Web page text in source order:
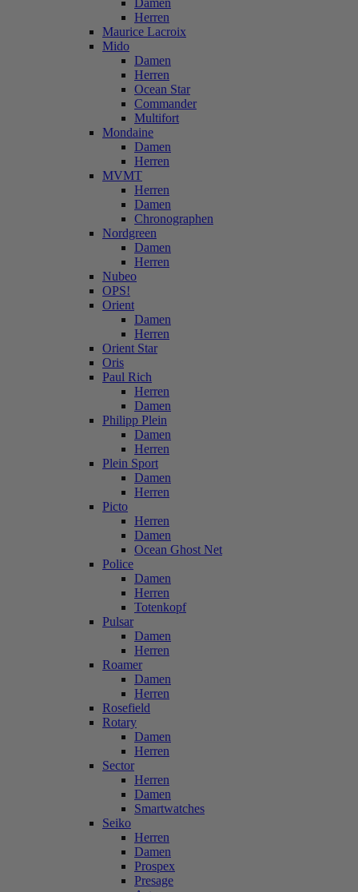
Damen
Herren
Maurice Lacroix
Mido
Damen
Herren
Ocean Star
Commander
Multifort
Mondaine
Damen
Herren
MVMT
Herren
Damen
Chronographen
Nordgreen
Damen
Herren
Nubeo
OPS!
Orient
Damen
Herren
Orient Star
Oris
Paul Rich
Herren
Damen
Philipp Plein
Damen
Herren
Plein Sport
Damen
Herren
Picto
Herren
Damen
Ocean Ghost Net
Police
Damen
Herren
Totenkopf
Pulsar
Damen
Herren
Roamer
Damen
Herren
Rosefield
Rotary
Damen
Herren
Sector
Herren
Damen
Smartwatches
Seiko
Herren
Damen
Prospex
Presage